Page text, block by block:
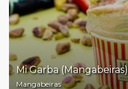
Mi Garba (Mangabeiras)
Mangabeiras